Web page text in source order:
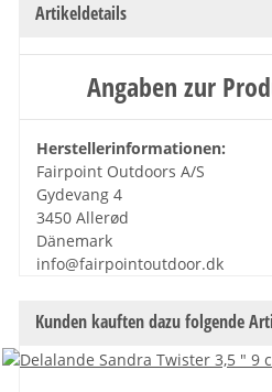
Artikeldetails
Angaben zur
Herstellerinformationen:
Fairpoint Outdoors A/S
Gydevang 4
3450 Allerød
Dänemark
info@fairpointoutdoor.dk
Kunden kauften dazu folgende